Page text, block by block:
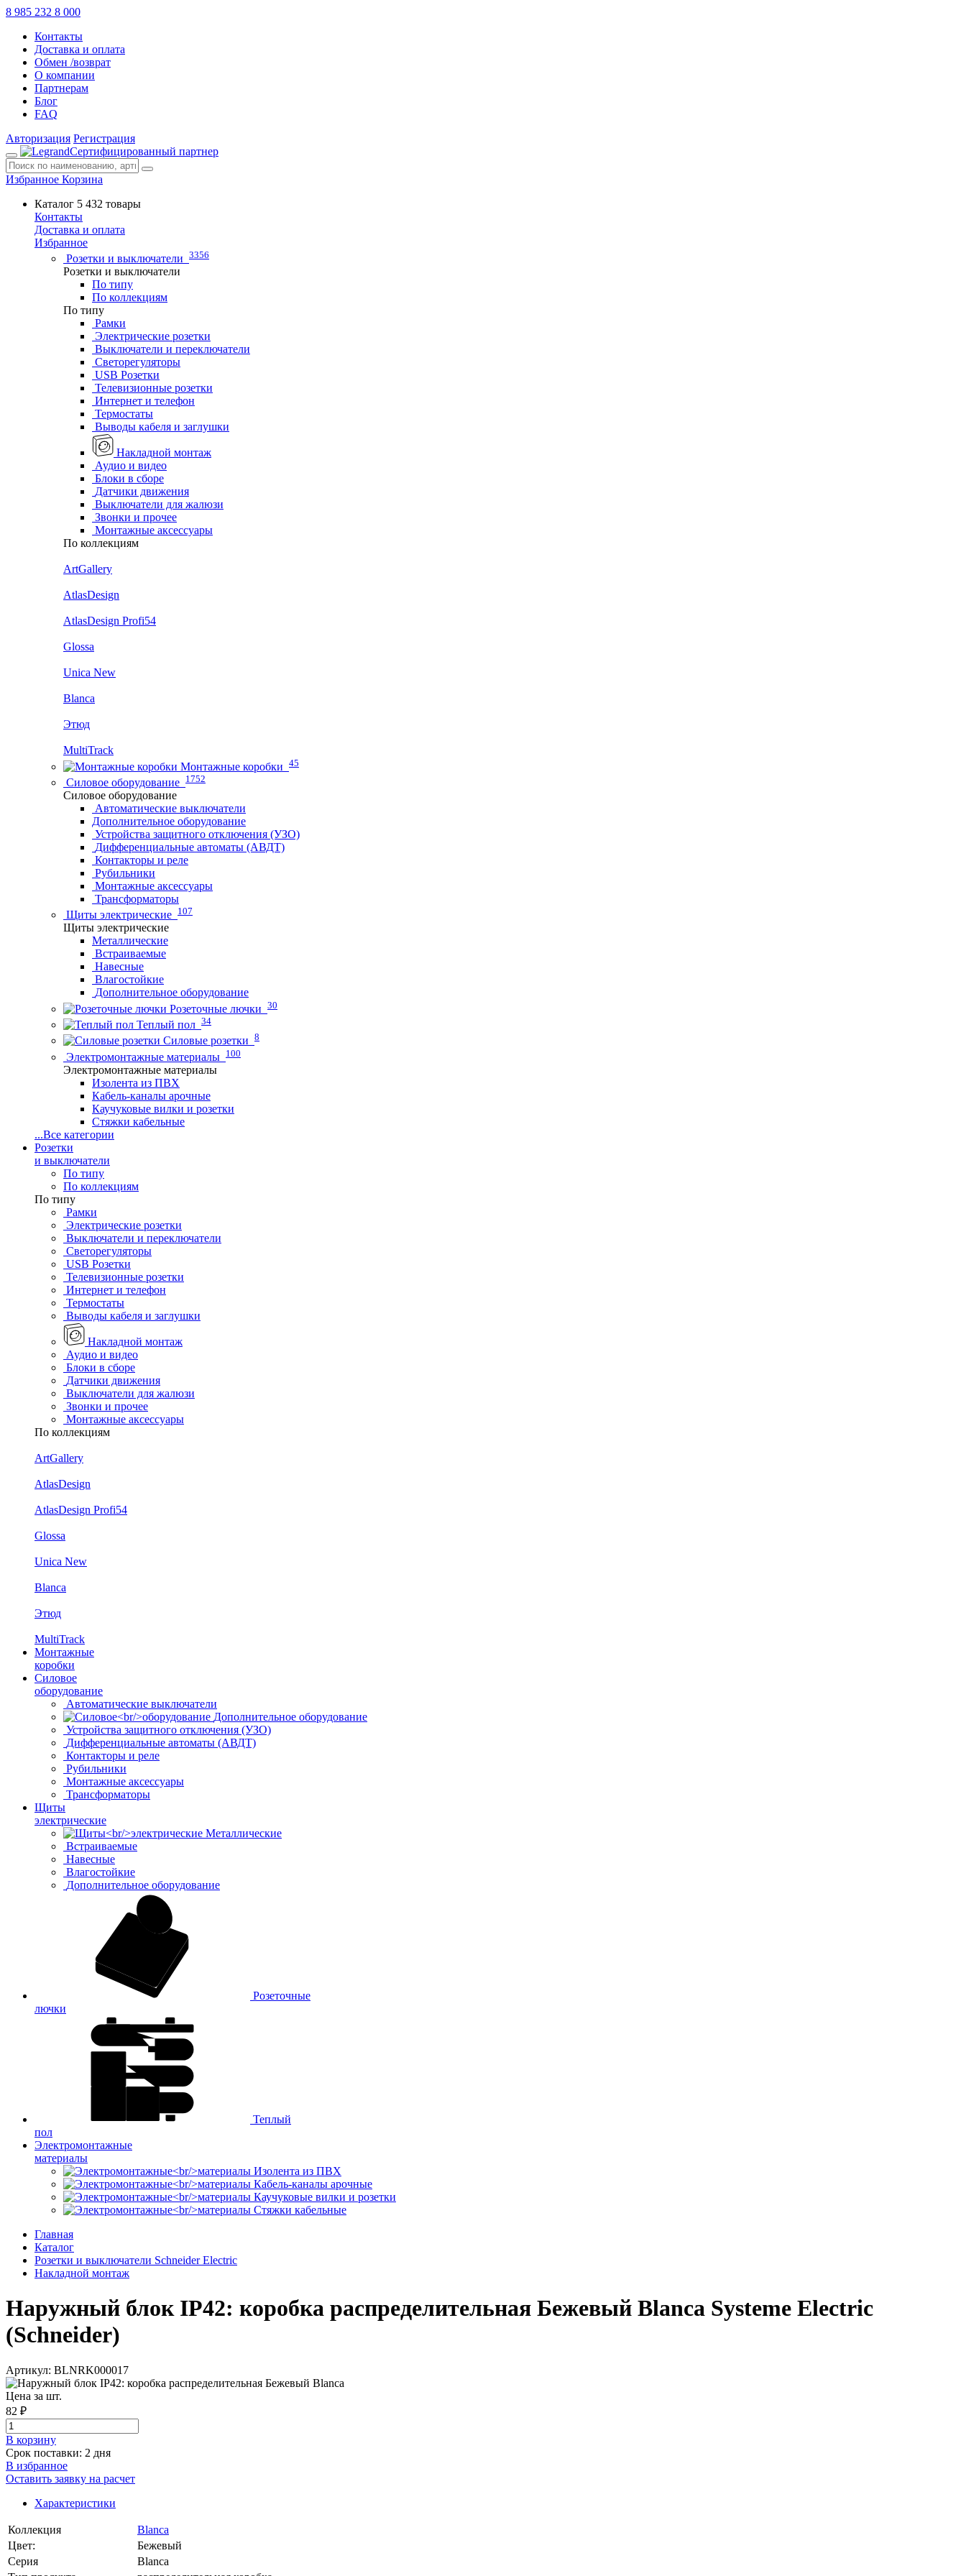
8 985 232 8 000
Контакты
Доставка и оплата
Обмен /возврат
О компании
Партнерам
Блог
FAQ
Авторизация Регистрация
Сертифицированный партнер
Избранное Корзина
Каталог 5 432 товары
Контакты
Доставка и оплата
Избранное
Розетки и выключатели 3356
Розетки и выключатели
По типу
По коллекциям
По типу
Рамки
Электрические розетки
Выключатели и переключатели
Светорегуляторы
USB Розетки
Телевизионные розетки
Интернет и телефон
Термостаты
Выводы кабеля и заглушки
Накладной монтаж
Аудио и видео
Блоки в сборе
Датчики движения
Выключатели для жалюзи
Звонки и прочее
Монтажные аксессуары
По коллекциям
ArtGallery
AtlasDesign
AtlasDesign Profi54
Glossa
Unica New
Blanca
Этюд
MultiTrack
Монтажные коробки 45
Силовое оборудование 1752
Силовое оборудование
Автоматические выключатели
Дополнительное оборудование
Устройства защитного отключения (УЗО)
Дифференциальные автоматы (АВДТ)
Контакторы и реле
Рубильники
Монтажные аксессуары
Трансформаторы
Щиты электрические 107
Щиты электрические
Металлические
Встраиваемые
Навесные
Влагостойкие
Дополнительное оборудование
Розеточные лючки 30
Теплый пол 34
Силовые розетки 8
Электромонтажные материалы 100
Электромонтажные материалы
Изолента из ПВХ
Кабель-каналы арочные
Каучуковые вилки и розетки
Стяжки кабельные
...Все категории
Розетки
и выключатели
По типу
По коллекциям
По типу
Рамки
Электрические розетки
Выключатели и переключатели
Светорегуляторы
USB Розетки
Телевизионные розетки
Интернет и телефон
Термостаты
Выводы кабеля и заглушки
Накладной монтаж
Аудио и видео
Блоки в сборе
Датчики движения
Выключатели для жалюзи
Звонки и прочее
Монтажные аксессуары
По коллекциям
ArtGallery
AtlasDesign
AtlasDesign Profi54
Glossa
Unica New
Blanca
Этюд
MultiTrack
Монтажные
коробки
Силовое
оборудование
Автоматические выключатели
Дополнительное оборудование
Устройства защитного отключения (УЗО)
Дифференциальные автоматы (АВДТ)
Контакторы и реле
Рубильники
Монтажные аксессуары
Трансформаторы
Щиты
электрические
Металлические
Встраиваемые
Навесные
Влагостойкие
Дополнительное оборудование
Розеточные
лючки
Теплый
пол
Электромонтажные
материалы
Изолента из ПВХ
Кабель-каналы арочные
Каучуковые вилки и розетки
Стяжки кабельные
Главная
Каталог
Розетки и выключатели Schneider Electric
Накладной монтаж
Наружный блок IP42: коробка распределительная Бежевый Blanca Systeme Electric
(Schneider)
Артикул: BLNRK000017
Цена за шт.
82 ₽
В корзинy
Срок поставки: 2 дня
В избранное
Оставить заявку на расчет
Характеристики
Коллекция
Blanca
Цвет:
Бежевый
Серия
Blanca